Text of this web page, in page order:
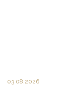
03.08.2026